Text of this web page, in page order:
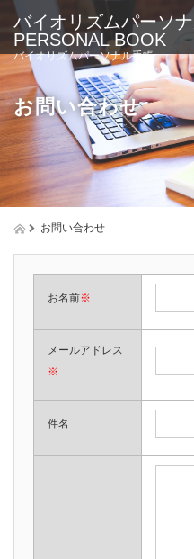
バイオリズムパーソ
PERSONAL BOOK
バイオリズムパーソナル手帳
お問い合わせ
お問い合わせ
お名前※
メールアドレス
※
件名